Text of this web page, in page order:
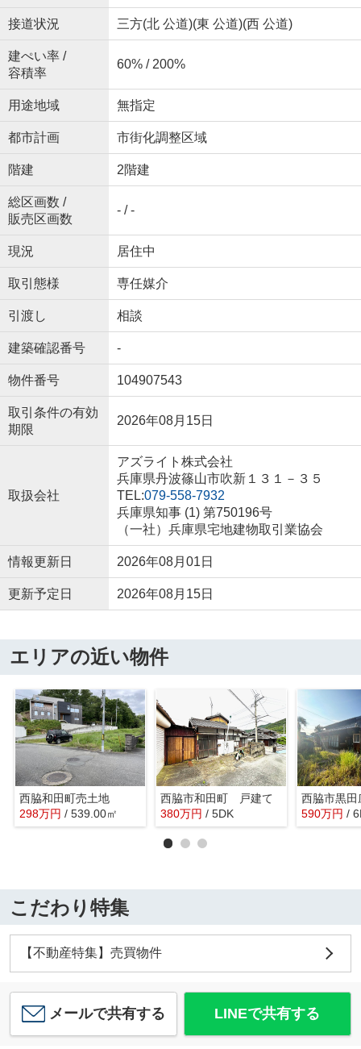
接道状況 三方(北 公道)(東 公道)(西 公道)
建ぺい率 /
容積率
60% / 200%
用途地域 無指定
都市計画 市街化調整区域
階建 2階建
総区画数 /
販売区画数
- / -
現況 居住中
取引態様 専任媒介
引渡し 相談
建築確認番号 -
物件番号 104907543
取引条件の有効
期限
2026年08月15日
取扱会社
アズライト株式会社
兵庫県丹波篠山市吹新１３１－３５
TEL:079-558-7932
兵庫県知事 (1) 第750196号
（一社）兵庫県宅地建物取引業協会
情報更新日 2026年08月01日
更新予定日 2026年08月15日
エリアの近い物件
西脇和田町売土地
298万円 / 539.00㎡
西脇市和田町 戸建て
380万円 / 5DK 590万円 /
こだわり特集
【不動産特集】売買物件
メールで共有する LINEで共有する